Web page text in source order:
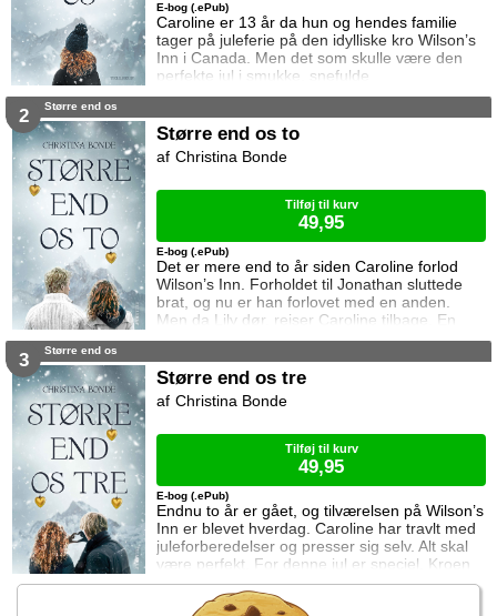
Caroline er 13 år da hun og hendes familie
tager på juleferie på den idylliske kro Wilson’s
Inn i Canada. Men det som skulle være den
perfekte jul i smukke, snefulde
bjergomgivelser, bliver hurtigt til rædsel da hun
dør. Efter ulykken falder Carolines verden fra
hinanden. Hendes far begynder at drikke, og
moren får en depression. Caroline udvikler
E-bog (.ePub)
2 Større end os
Større end os to
Det er mere end to år siden Caroline forlod
Wilson’s Inn. Forholdet til Jonathan sluttede
brat, og nu er han forlovet med en anden.
Men da Lily dør, rejser Caroline tilbage. En
uventet gave tvinger hende og Jonathan til at
december. Snart begynder følelserne mellem
Caroline og Jonathan atter at vokse. Men
lavinens hemmelighed har haft store
E-bog (.ePub)
Christina Bonde
Tilføj til kurv
49,95
3 Større end os
Større end os tre
Endnu to år er gået, og tilværelsen på Wilson’s
Inn er blevet hverdag. Caroline har travlt med
juleforberedelser og presser sig selv. Alt skal
være perfekt. For denne jul er speciel. Kroen
har 60-års-jubilæum, og både Jonathans
bedsteforældre og Carolines forældre kommer
E-bog (.ePub)
Christina Bonde
Tilføj til kurv
49,95